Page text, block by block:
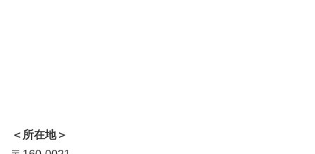
＜所在地＞